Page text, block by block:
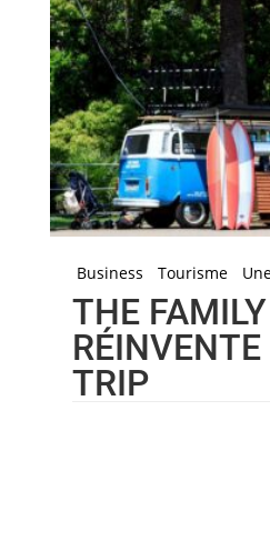
Business Tourisme
THE
TRIP